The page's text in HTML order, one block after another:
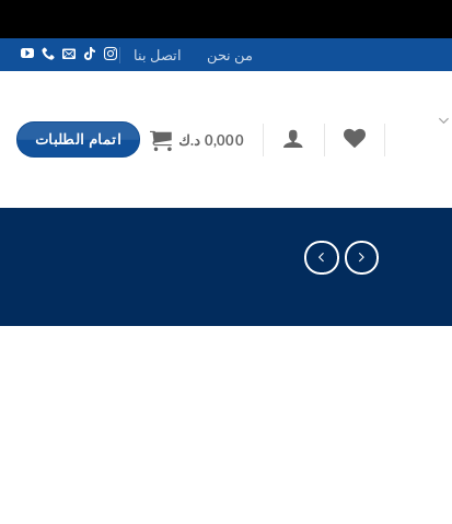
من نحن اتصل بنا
0,000 د.ك اتمام الطلبات